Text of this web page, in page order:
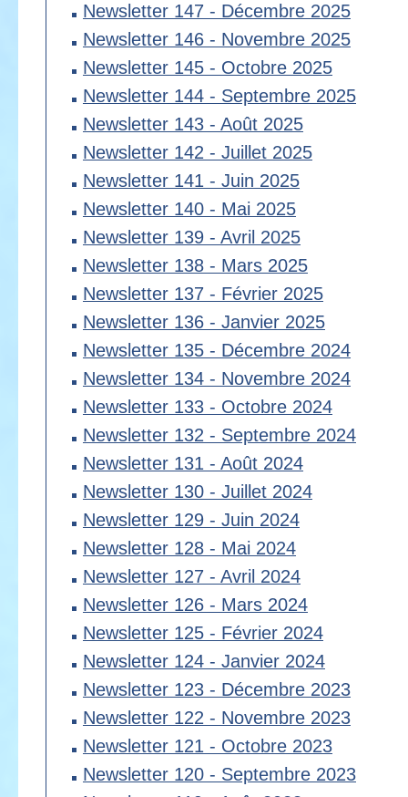
Newsletter 147 - Décembre 2025
Newsletter 146 - Novembre 2025
Newsletter 145 - Octobre 2025
Newsletter 144 - Septembre 2025
Newsletter 143 - Août 2025
Newsletter 142 - Juillet 2025
Newsletter 141 - Juin 2025
Newsletter 140 - Mai 2025
Newsletter 139 - Avril 2025
Newsletter 138 - Mars 2025
Newsletter 137 - Février 2025
Newsletter 136 - Janvier 2025
Newsletter 135 - Décembre 2024
Newsletter 134 - Novembre 2024
Newsletter 133 - Octobre 2024
Newsletter 132 - Septembre 2024
Newsletter 131 - Août 2024
Newsletter 130 - Juillet 2024
Newsletter 129 - Juin 2024
Newsletter 128 - Mai 2024
Newsletter 127 - Avril 2024
Newsletter 126 - Mars 2024
Newsletter 125 - Février 2024
Newsletter 124 - Janvier 2024
Newsletter 123 - Décembre 2023
Newsletter 122 - Novembre 2023
Newsletter 121 - Octobre 2023
Newsletter 120 - Septembre 2023